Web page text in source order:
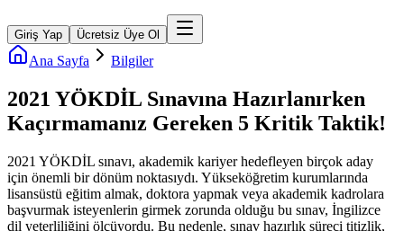
Giriş Yap Ücretsiz Üye Ol
Ana Sayfa Bilgiler
2021 YÖKDİL Sınavına Hazırlanırken
Kaçırmamanız Gereken 5 Kritik Taktik!
2021 YÖKDİL sınavı, akademik kariyer hedefleyen birçok aday
için önemli bir dönüm noktasıydı. Yükseköğretim kurumlarında
lisansüstü eğitim almak, doktora yapmak veya akademik kadrolara
başvurmak isteyenlerin girmek zorunda olduğu bu sınav, İngilizce
dil yeterliliğini ölçüyordu. Bu nedenle, sınav hazırlık süreci titizlik,